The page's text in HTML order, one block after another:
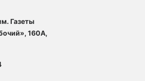
Газеты
160А,